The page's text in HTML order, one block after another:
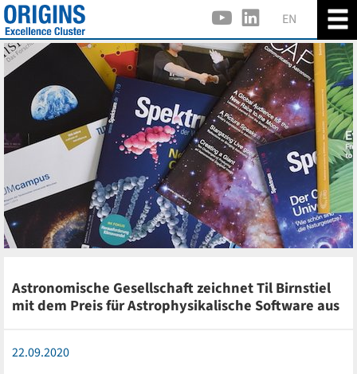
EN
Astronomische Gesellschaft zeichnet Til Birnstiel
mit dem Preis für Astrophysikalische Software aus
22.09.2020